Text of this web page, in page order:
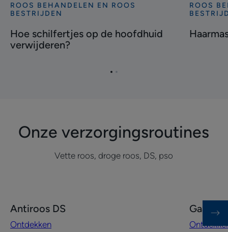
Ontdekken
schilfertjes
op
ROOS BEHANDELEN EN ROOS
BESTRIJDEN
Hoe schilfertjes op de hoofdhuid
verwijderen?
bij
ROOS
GaGa
Onze verzorgingsroutines
Vette roos, droge roos, DS, pso
Antiroos
DS
Antiroos DS
Ontdekken
Gaat
vette
Gaat